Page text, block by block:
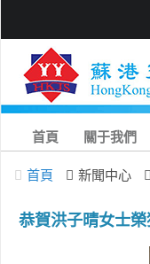
首頁 關于我們
首頁 新聞中心
恭賀洪子晴女士